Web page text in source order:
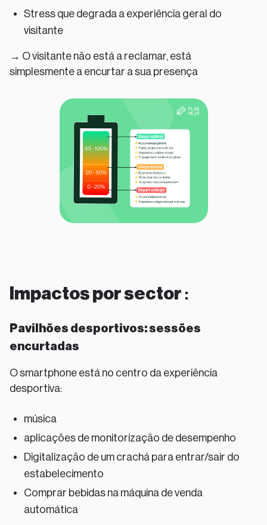
Stress que degrada a experiência geral do
visitante
→ O visitante não está a reclamar, está
simplesmente a encurtar a sua presença
Impactos por sector :
Pavilhões desportivos: sessões
encurtadas
O smartphone está no centro da experiência
desportiva:
música
aplicações de monitorização de desempenho
Digitalização de um crachá para entrar/sair do
estabelecimento
Comprar bebidas na máquina de venda
automática